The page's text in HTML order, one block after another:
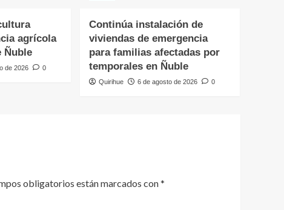
agrícola
Ñuble
de 2026 0
Continúa instalación de
viviendas de emergencia
para familias afectadas por
temporales en Ñuble
Quirihue 6 de agosto de 2026 0
obligatorios están marcados con*